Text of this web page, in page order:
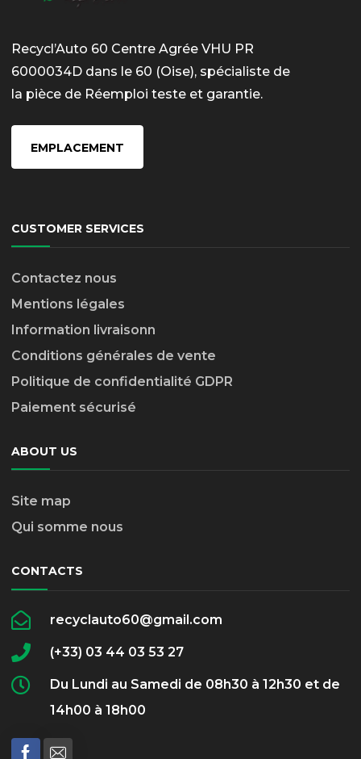
Recycl’Auto 60 Centre Agrée VHU PR
6000034D dans le 60 (Oise), spécialiste de
la pièce de Réemploi teste et garantie.
EMPLACEMENT
CUSTOMER SERVICES
Contactez nous
Mentions légales
Information livraisonn
Conditions générales de vente
Politique de confidentialité GDPR
Paiement sécurisé
ABOUT US
Site map
Qui somme nous
CONTACTS
recyclauto60@gmail.com
(+33) 03 44 03 53 27
Du Lundi au Samedi de 08h30 à 12h30 et de
14h00 à 18h00